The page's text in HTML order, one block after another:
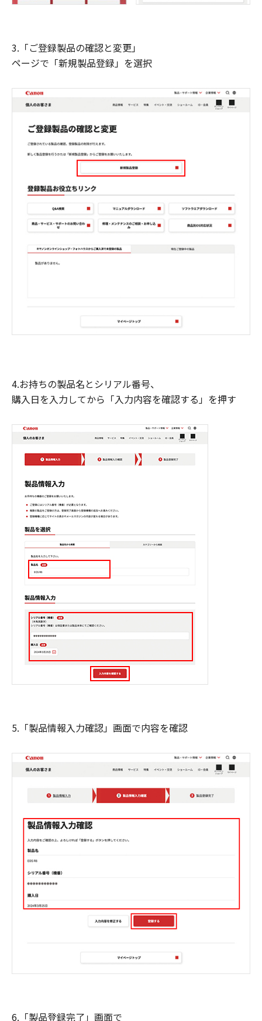
3.「ご登録製品の確認と変更」
ページで「新規製品登録」を選択
4.お持ちの製品名とシリアル番号、
購入日を入力してから「入力内容を確認する」を押す
5.「製品情報入力確認」画面で内容を確認
6.「製品登録完了」画面で